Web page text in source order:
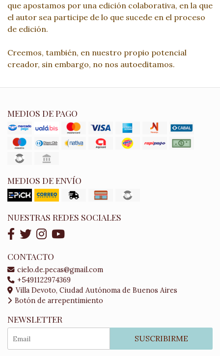
que apostamos por una edición colaborativa, en la que
el autor sea participe de lo que sucede en el proceso
de edición.
Creemos, también, en nuestro propio potencial
creador, sin embargo, no nos autoeditamos.
MEDIOS DE PAGO
MEDIOS DE ENVÍO
NUESTRAS REDES SOCIALES
CONTACTO
cielo.de.pecas@gmail.com
+5491122974369
Villa Devoto, Ciudad Autónoma de Buenos Aires
Botón de arrepentimiento
NEWSLETTER
SUSCRIBIRME